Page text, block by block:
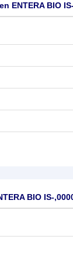
ENTERA BIO
BIO IS-